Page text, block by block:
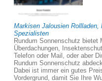
Markisen Jalousien
Spezialisten
Rundum Sonnenschutz bietet
Überdachungen,
Telefon oder Mail, oder aber
Rundum Sonnenschutz
Dabei ist immer ein gutes
Vordergrund, damit Sie Ihre